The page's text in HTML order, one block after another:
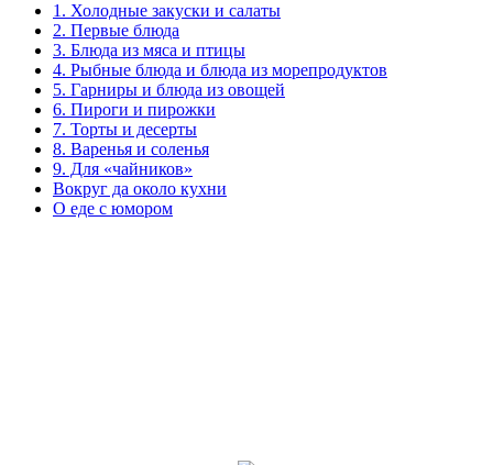
1. Холодные закуски и салаты
2. Первые блюда
3. Блюда из мяса и птицы
4. Рыбные блюда и блюда из морепродуктов
5. Гарниры и блюда из овощей
6. Пироги и пирожки
7. Торты и десерты
8. Варенья и соленья
9. Для «чайников»
Вокруг да около кухни
О еде с юмором